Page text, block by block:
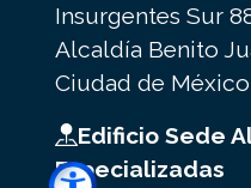
Insurgentes Sur
Alcaldía Benito
Ciudad de México
Edificio Sede
Especializadas